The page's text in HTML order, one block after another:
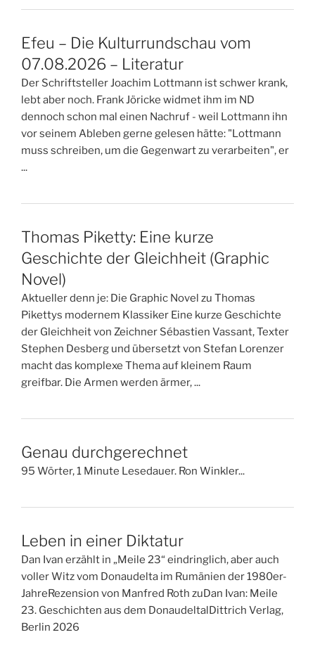
Efeu – Die Kulturrundschau vom
07.08.2026 – Literatur
Der Schriftsteller Joachim Lottmann ist schwer krank,
lebt aber noch. Frank Jöricke widmet ihm im ND
dennoch schon mal einen Nachruf - weil Lottmann ihn
vor seinem Ableben gerne gelesen hätte: "Lottmann
muss schreiben, um die Gegenwart zu verarbeiten", er
...
Thomas Piketty: Eine kurze
Geschichte der Gleichheit (Graphic
Novel)
Aktueller denn je: Die Graphic Novel zu Thomas
Pikettys modernem Klassiker Eine kurze Geschichte
der Gleichheit von Zeichner Sébastien Vassant, Texter
Stephen Desberg und übersetzt von Stefan Lorenzer
macht das komplexe Thema auf kleinem Raum
greifbar. Die Armen werden ärmer, ...
Genau durchgerechnet
95 Wörter, 1 Minute Lesedauer. Ron Winkler...
Leben in einer Diktatur
Dan Ivan erzählt in „Meile 23“ eindringlich, aber auch
voller Witz vom Donaudelta im Rumänien der 1980er-
JahreRezension von Manfred Roth zuDan Ivan: Meile
23. Geschichten aus dem DonaudeltalDittrich Verlag,
Berlin 2026